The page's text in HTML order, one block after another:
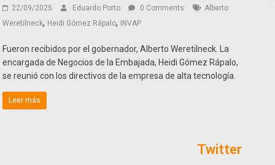
22/09/2025 Eduardo Porto 0 Comments
Alberto
Weretilneck, Heidi Gómez Rápalo, INVAP
Fueron recibidos por el gobernador, Alberto Weretilneck. La
encargada de Negocios de la Embajada, Heidi Gómez Rápalo,
se reunió con los directivos de la empresa de alta tecnología.
Leer más
Twitter